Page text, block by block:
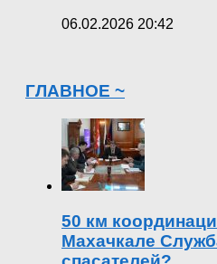
06.02.2026 20:42
ГЛАВНОЕ ~
50 км
Махачкале